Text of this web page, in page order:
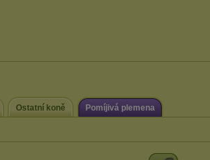
Ostatní koně Pomíjivá plemena